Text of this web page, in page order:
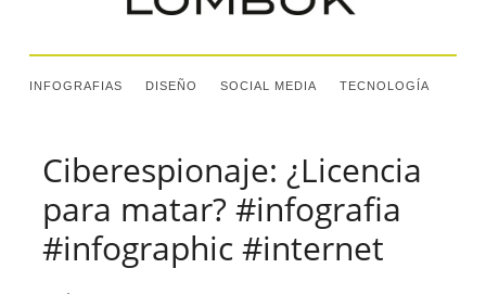
INFOGRAFIAS DISEÑO SOCIAL MEDIA TECNOLOGÍA
Ciberespionaje: ¿Licencia
para matar? #infografia
#infographic #internet